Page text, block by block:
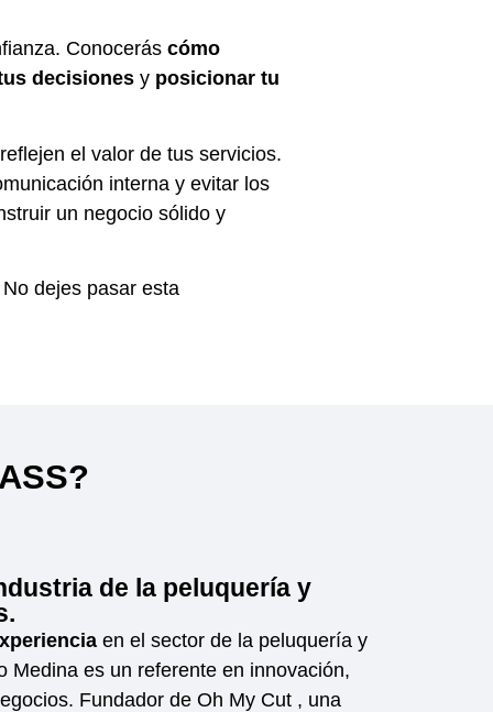
Conocerás cómo
decisiones y posicionar tu
el valor de tus servicios.
interna y evitar los
un negocio sólido y
dejes pasar esta
de la peluquería y
en el sector de la peluquería y
Medina es un referente en innovación,
Fundador de Oh My Cut , una